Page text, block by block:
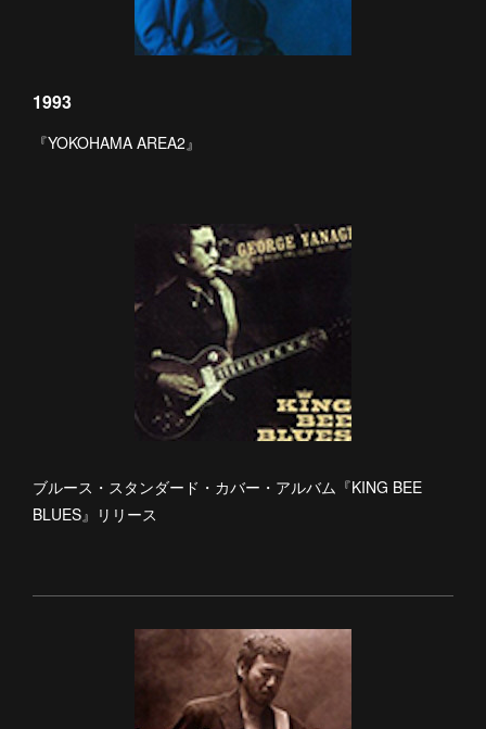
1993
『YOKOHAMA AREA2』
ブルース・スタンダード・カバー・アルバム『KING BEE
BLUES』リリース